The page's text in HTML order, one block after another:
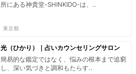
所にある神貴堂-SHINKIDO-は、..
東京都
光（ひかり）｜占いカウンセリングサロン
インスパイア吉祥寺
簡易的な鑑定ではなく、悩みの根本まで追窮
し、深い気づきと調和もたらす..